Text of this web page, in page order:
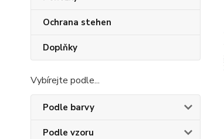
Ochrana stehen
Doplňky
Vybírejte podle...
Podle barvy
Podle vzoru